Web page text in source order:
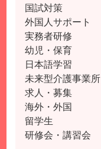
国試対策
外国人サポート
実務者研修
幼児・保育
日本語学習
未来型介護事業所
求人・募集
海外・外国
留学生
研修会・講習会